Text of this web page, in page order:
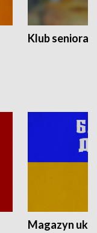
Klub seniora
Magazyn